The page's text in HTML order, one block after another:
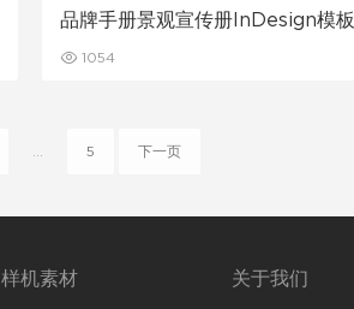
品牌手册景观宣传册InDesign模板
1054
5 下一页
样机素材 关于我们